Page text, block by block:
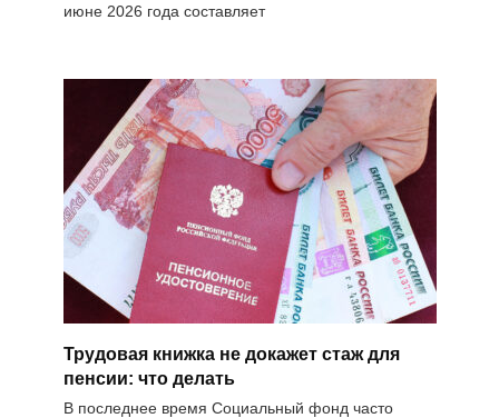
июне 2026 года составляет
Трудовая книжка не докажет стаж для
пенсии: что делать
В последнее время Социальный фонд часто